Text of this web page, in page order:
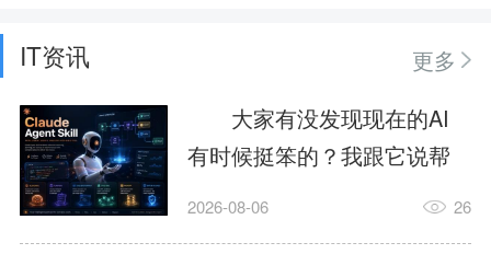
IT资讯
更多
大家有没发现现在的AI
有时候挺笨的？我跟它说帮
我订个明天早上的闹钟，它
2026-08-06 26